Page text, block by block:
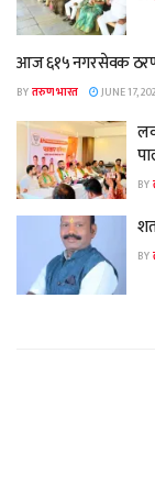
आज ६१५ नगरसेवक
BYतरुण भारत JUNE 17,
BY
BY